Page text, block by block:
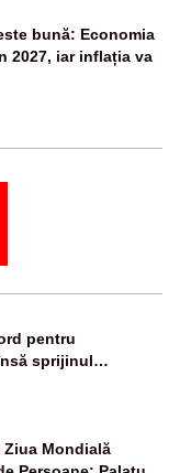
bună: Economia
2027, iar inflația va
pentru
sprijinul
Ziua Mondială